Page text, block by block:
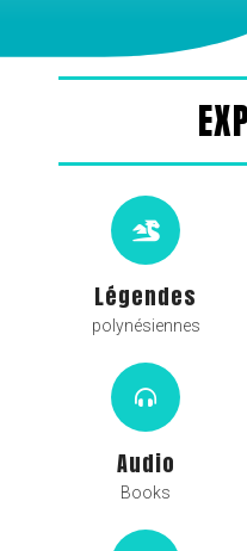
Légendes
polynésiennes
Audio
Books